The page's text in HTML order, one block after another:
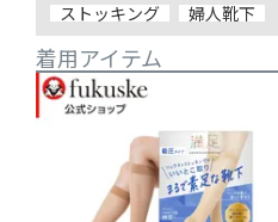
ストッキング
婦人靴下
着用アイテム